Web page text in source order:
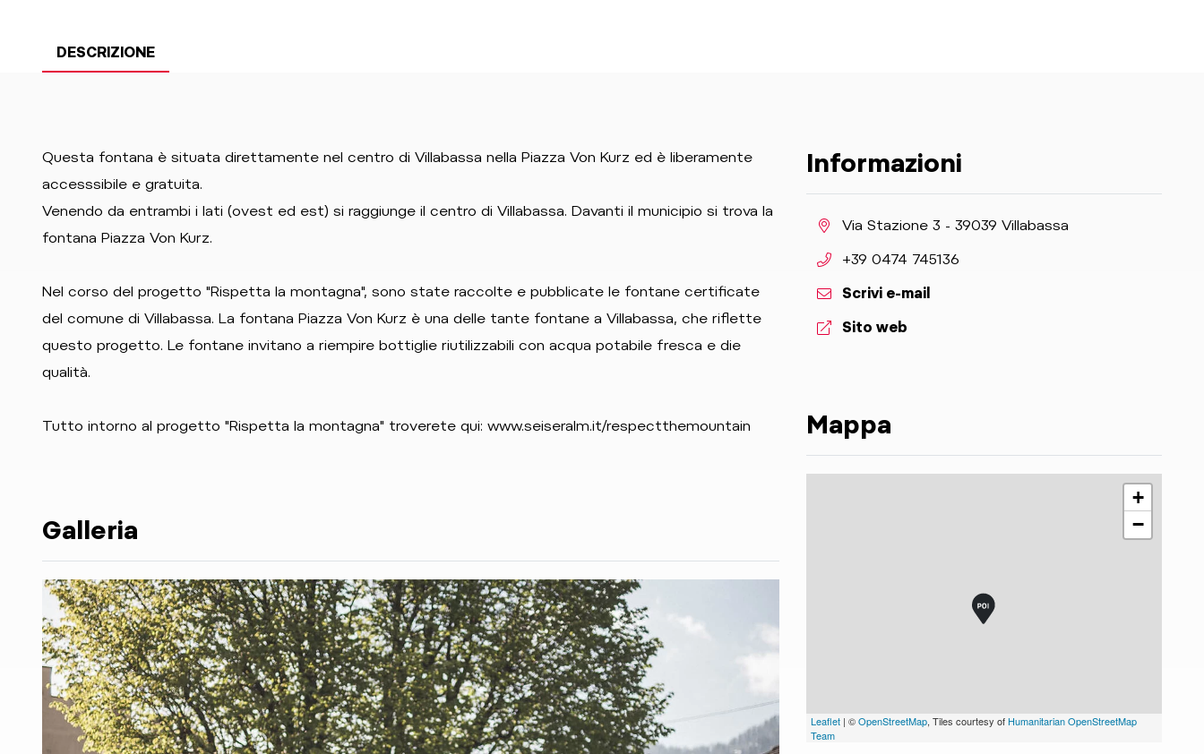
DESCRIZIONE
Questa fontana è situata direttamente nel centro di Villabassa nella Piazza Von Kurz ed è liberamente
accesssibile e gratuita.
Venendo da entrambi i lati (ovest ed est) si raggiunge il centro di Villabassa. Davanti il municipio si trova la
fontana Piazza Von Kurz.
Nel corso del progetto "Rispetta la montagna", sono state raccolte e pubblicate le fontane certificate
del comune di Villabassa. La fontana Piazza Von Kurz è una delle tante fontane a Villabassa, che riflette
questo progetto. Le fontane invitano a riempire bottiglie riutilizzabili con acqua potabile fresca e die
qualità.
Tutto intorno al progetto "Rispetta la montagna" troverete qui: www.seiseralm.it/respectthemountain
Galleria
Informazioni
aria.location:
Via Stazione 3 - 39039 Villabassa
aria.phone:
+39 0474 745136
Scrivi e-mail
aria.website:
Sito web
Mappa
+
−
Leaflet | ©OpenStreetMap, Tiles courtesy of Humanitarian OpenStreetMap
Team